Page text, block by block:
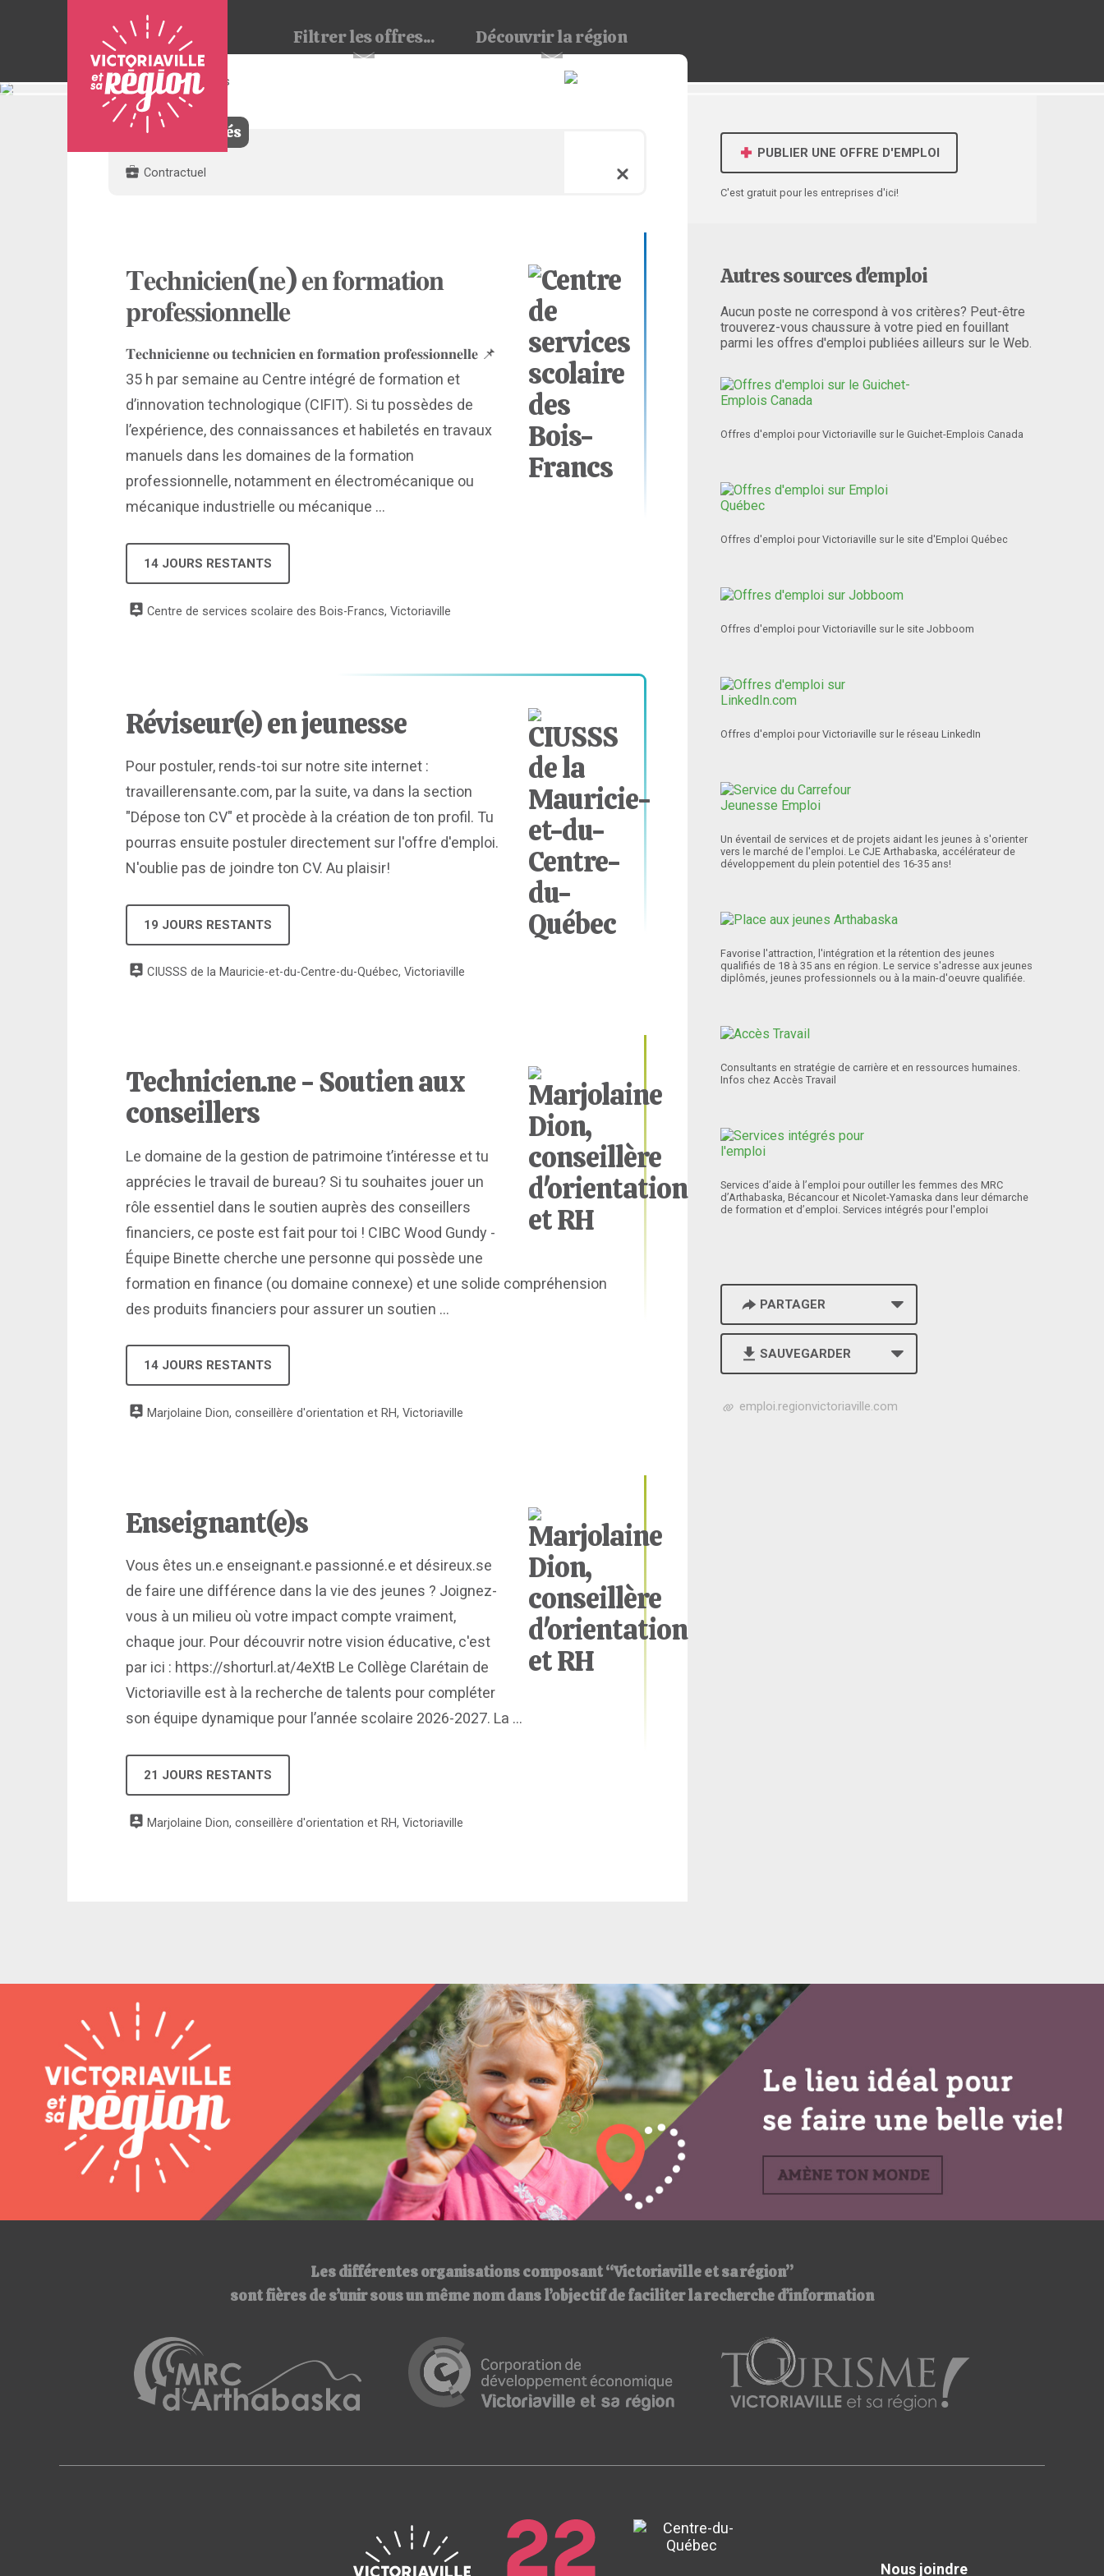
Filtrerles offres... Découvrirla région
Pour
4 offres trouvées
Filtres appliqués
Contractuel
𝐓𝐞𝐜𝐡𝐧𝐢𝐜𝐢𝐞𝐧(𝐧𝐞) 𝐞𝐧 𝐟𝐨𝐫𝐦𝐚𝐭𝐢𝐨𝐧
𝐩𝐫𝐨𝐟𝐞𝐬𝐬𝐢𝐨𝐧𝐧𝐞𝐥𝐥𝐞
𝐓𝐞𝐜𝐡𝐧𝐢𝐜𝐢𝐞𝐧𝐧𝐞 𝐨𝐮 𝐭𝐞𝐜𝐡𝐧𝐢𝐜𝐢𝐞𝐧 𝐞𝐧 𝐟𝐨𝐫𝐦𝐚𝐭𝐢𝐨𝐧 𝐩𝐫𝐨𝐟𝐞𝐬𝐬𝐢𝐨𝐧𝐧𝐞𝐥𝐥𝐞 📌
35 h par semaine au Centre intégré de formation et
d’innovation technologique (CIFIT). Si tu possèdes de
l’expérience, des connaissances et habiletés en travaux
manuels dans les domaines de la formation
professionnelle, notamment en électromécanique ou
mécanique industrielle ou mécanique ...
14 JOURS RESTANTS
Centre de services scolaire des Bois-Francs, Victoriaville
Réviseur(e) en jeunesse
Pour postuler, rends-toi sur notre site internet :
travaillerensante.com, par la suite, va dans la section
"Dépose ton CV" et procède à la création de ton profil. Tu
pourras ensuite postuler directement sur l'offre d'emploi.
N'oublie pas de joindre ton CV. Au plaisir!
19 JOURS RESTANTS
CIUSSS de la Mauricie-et-du-Centre-du-Québec, Victoriaville
Technicien.ne - Soutien aux
conseillers
Le domaine de la gestion de patrimoine t’intéresse et tu
apprécies le travail de bureau? Si tu souhaites jouer un
rôle essentiel dans le soutien auprès des conseillers
financiers, ce poste est fait pour toi ! CIBC Wood Gundy -
Équipe Binette cherche une personne qui possède une
formation en finance (ou domaine connexe) et une solide compréhension
des produits financiers pour assurer un soutien ...
14 JOURS RESTANTS
Marjolaine Dion, conseillère d'orientation et RH, Victoriaville
Enseignant(e)s
Vous êtes un.e enseignant.e passionné.e et désireux.se
de faire une différence dans la vie des jeunes ? Joignez-
vous à un milieu où votre impact compte vraiment,
chaque jour. Pour découvrir notre vision éducative, c'est
par ici : https://shorturl.at/4eXtB Le Collège Clarétain de
Victoriaville est à la recherche de talents pour compléter
son équipe dynamique pour l’année scolaire 2026-2027. La ...
21 JOURS RESTANTS
Marjolaine Dion, conseillère d'orientation et RH, Victoriaville
PUBLIER UNE OFFRE D'EMPLOI
C'est gratuit pour les entreprises d'ici!
Autres sources d'emploi
Aucun poste ne correspond à vos critères? Peut-être
trouverez-vous chaussure à votre pied en fouillant
parmi les offres d'emploi publiées ailleurs sur le Web.
Offres d'emploi pour Victoriaville sur le Guichet-Emplois Canada
Offres d'emploi pour Victoriaville sur le site d'Emploi Québec
Offres d'emploi pour Victoriaville sur le site Jobboom
Offres d'emploi pour Victoriaville sur le réseau LinkedIn
Un éventail de services et de projets aidant les jeunes à s'orienter
vers le marché de l'emploi. Le CJE Arthabaska, accélérateur de
développement du plein potentiel des 16-35 ans!
Favorise l'attraction, l'intégration et la rétention des jeunes
qualifiés de 18 à 35 ans en région. Le service s'adresse aux jeunes
diplômés, jeunes professionnels ou à la main-d'oeuvre qualifiée.
Consultants en stratégie de carrière et en ressources humaines.
Infos chez Accès Travail
Services d’aide à l’emploi pour outiller les femmes des MRC
d’Arthabaska, Bécancour et Nicolet-Yamaska dans leur démarche
de formation et d’emploi. Services intégrés pour l'emploi
PARTAGER
SAUVEGARDER
h
emploi.regionvictoriaville.com
Les différentes organisations composant “Victoriaville et sa région”
sont fières de s’unir sous un même nomdans l’objectif de faciliter la recherche d’information
Nous joindre